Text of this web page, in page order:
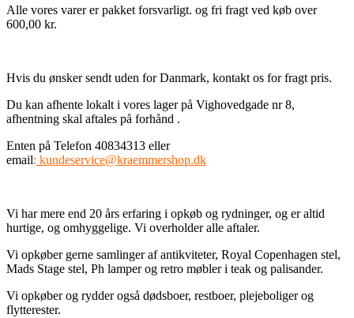
Alle vores varer er pakket forsvarligt. og fri fragt ved køb over
600,00 kr.
Hvis du ønsker sendt uden for Danmark, kontakt os for fragt pris.
Du kan afhente lokalt i vores lager på Vighovedgade nr 8,
afhentning skal aftales på forhånd .
Enten på Telefon 40834313 eller
email: kundeservice@kraemmershop.dk
Vi har mere end 20 års erfaring i opkøb og rydninger, og er altid
hurtige, og omhyggelige. Vi overholder alle aftaler.
Vi opkøber gerne samlinger af antikviteter, Royal Copenhagen stel,
Mads Stage stel, Ph lamper og retro møbler i teak og palisander.
Vi opkøber og rydder også dødsboer, restboer, plejeboliger og
flytterester.